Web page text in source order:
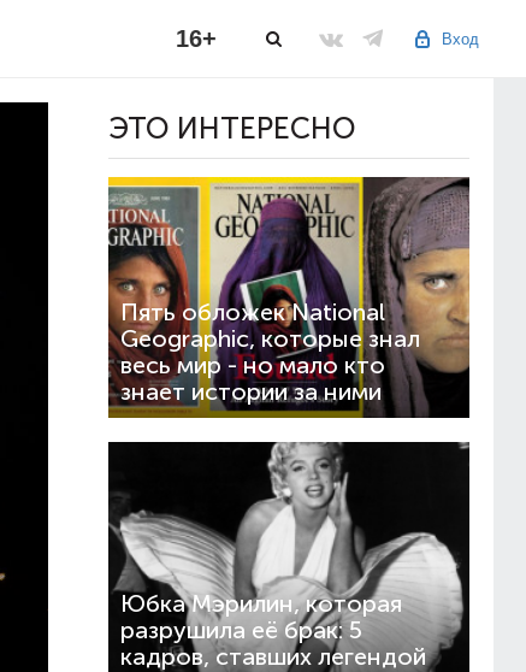
Вход
16+
ЭТО ИНТЕРЕСНО
Пять обложек National
Geographic, которые знал
весь мир - но мало кто
знает истории за ними
Юбка Мэрилин, которая
разрушила её брак: 5
кадров, ставших легендой